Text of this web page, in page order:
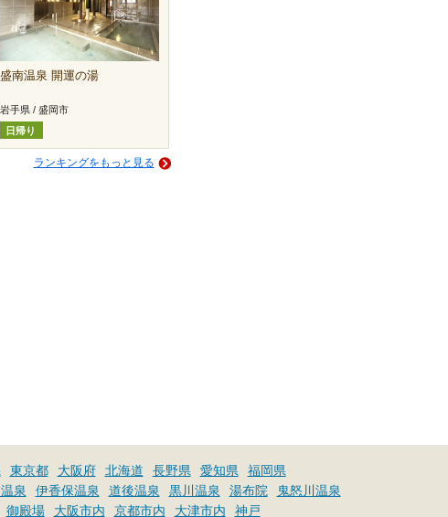
盛南温泉 開運の湯
岩手県 / 盛岡市
日帰り
ランキングをもっと見る
東京都 大阪府 北海道 長野県 愛知県 福岡県
泉 伊香保温泉 道後温泉 黒川温泉 湯布院 鬼怒川温泉
御殿場 大阪市内 京都市内 大津市内 神戸